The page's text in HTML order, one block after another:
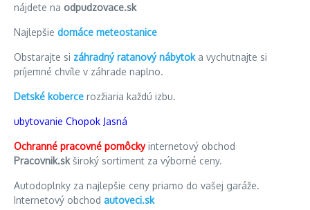
nájdete na odpudzovace.sk
Najlepšie domáce meteostanice
Obstarajte si záhradný ratanový nábytoka vychutnajte si
príjemné chvíle v záhrade naplno.
Detské koberce rozžiaria každú izbu.
ubytovanie Chopok Jasná
Ochranné pracovné pomôckyinternetový obchod
Pracovnik.skširoký sortiment za výborné ceny.
Autodoplnky za najlepšie ceny priamo do vašej garáže.
Internetový obchod autoveci.sk